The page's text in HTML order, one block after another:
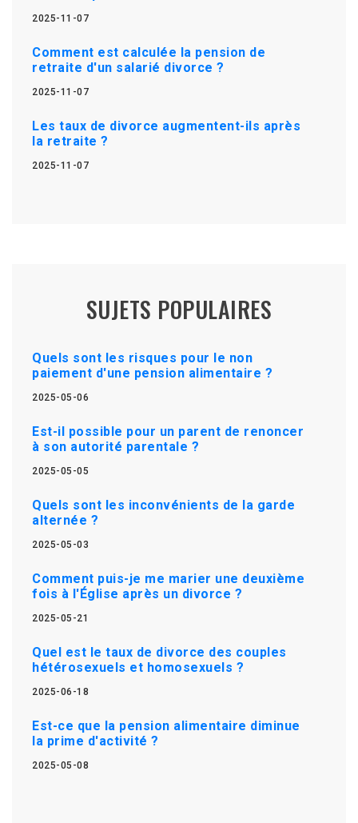
2025-11-07
Comment est calculée la pension de
retraite d'un salarié divorce ?
2025-11-07
Les taux de divorce augmentent-ils après
la retraite ?
2025-11-07
SUJETS POPULAIRES
Quels sont les risques pour le non
paiement d'une pension alimentaire ?
2025-05-06
Est-il possible pour un parent de renoncer
à son autorité parentale ?
2025-05-05
Quels sont les inconvénients de la garde
alternée ?
2025-05-03
Comment puis-je me marier une deuxième
fois à l'Église après un divorce ?
2025-05-21
Quel est le taux de divorce des couples
hétérosexuels et homosexuels ?
2025-06-18
Est-ce que la pension alimentaire diminue
la prime d'activité ?
2025-05-08